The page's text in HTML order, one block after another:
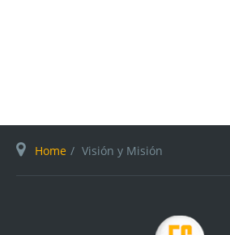
Home Visión y Misión